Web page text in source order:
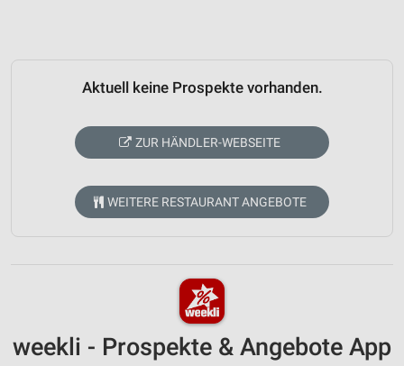
Aktuell keine Prospekte vorhanden.
ZUR HÄNDLER-WEBSEITE
WEITERE RESTAURANT ANGEBOTE
weekli - Prospekte & Angebote App